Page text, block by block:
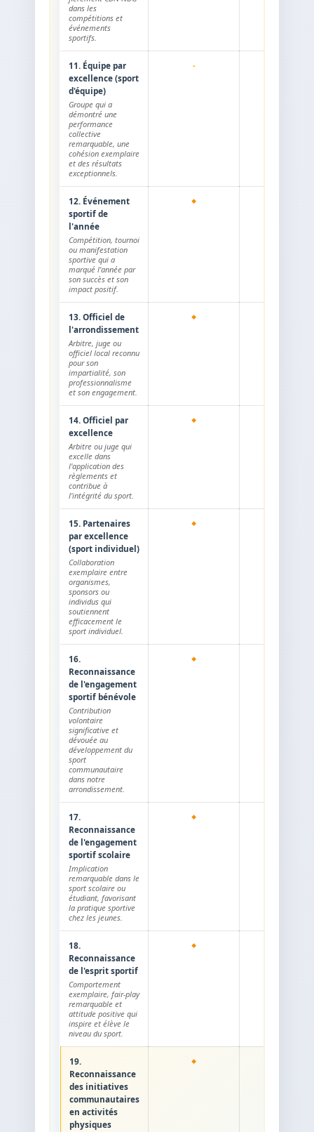
dans les
compétitions et
événements
sportifs.
11. Équipe par
excellence (sport
d'équipe)
Groupe qui a
démontré une
performance
collective
remarquable, une
cohésion exemplaire
et des résultats
exceptionnels.
-
12. Événement
sportif de
l'année
Compétition, tournoi
ou manifestation
sportive qui a
marqué l'année par
son succès et son
impact positif.
13. Officiel de
l'arrondissement
Arbitre, juge ou
officiel local reconnu
pour son
impartialité, son
professionnalisme
et son engagement.
14. Officiel par
excellence
Arbitre ou juge qui
excelle dans
l'application des
règlements et
contribue à
l'intégrité du sport.
15. Partenaires
par excellence
(sport individuel)
Collaboration
exemplaire entre
organismes,
sponsors ou
individus qui
soutiennent
efficacement le
sport individuel.
16.
Reconnaissance
de l'engagement
sportif bénévole
Contribution
volontaire
significative et
dévouée au
développement du
sport
communautaire
dans notre
arrondissement.
17.
Reconnaissance
de l'engagement
sportif scolaire
Implication
remarquable dans le
sport scolaire ou
étudiant, favorisant
la pratique sportive
chez les jeunes.
18.
Reconnaissance
de l'esprit sportif
Comportement
exemplaire, fair-play
remarquable et
attitude positive qui
inspire et élève le
niveau du sport.
19.
Reconnaissance
des initiatives
communautaires
en activités
physiques